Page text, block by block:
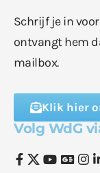
Schrijf je in
ontvangt hem
mailbox.
Klik hier
Volg WdG